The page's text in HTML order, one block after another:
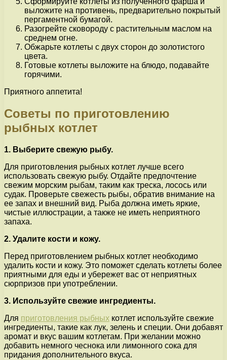
выложите на противень, предварительно покрытый
пергаментной бумагой.
Разогрейте сковороду с растительным маслом на
среднем огне.
Обжарьте котлеты с двух сторон до золотистого
цвета.
Готовые котлеты выложите на блюдо, подавайте
горячими.
Приятного аппетита!
Советы по приготовлению
рыбных котлет
1. Выберите свежую рыбу.
Для приготовления рыбных котлет лучше всего
использовать свежую рыбу. Отдайте предпочтение
свежим морским рыбам, таким как треска, лосось или
судак. Проверьте свежесть рыбы, обратив внимание на
ее запах и внешний вид. Рыба должна иметь яркие,
чистые иллюстрации, а также не иметь неприятного
запаха.
2. Удалите кости и кожу.
Перед приготовлением рыбных котлет необходимо
удалить кости и кожу. Это поможет сделать котлеты более
приятными для еды и убережет вас от неприятных
сюрпризов при употреблении.
3. Используйте свежие ингредиенты.
Для приготовления рыбных котлет используйте свежие
ингредиенты, такие как лук, зелень и специи. Они добавят
аромат и вкус вашим котлетам. При желании можно
добавить немного чеснока или лимонного сока для
придания дополнительного вкуса.